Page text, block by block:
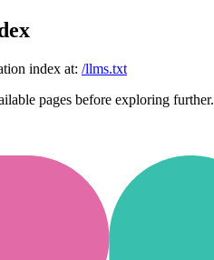
index at: /llms.txt
pages before exploring further.